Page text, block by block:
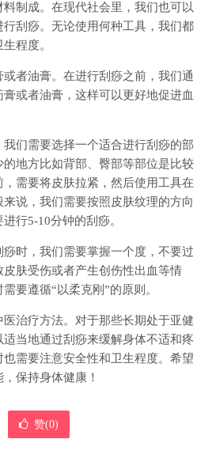
制成。在现代社会里，我们也可以
刮痧。无论使用何种工具，我们都
程度。
者油膏。在进行刮痧之前，我们通
或者油膏，这样可以更好地促进血
们需要选择一个适合进行刮痧的部
地方比如背部、臀部等部位是比较
需要将皮肤拉紧，然后使用工具在
说，我们需要按照皮肤纹理的方向
行5-10分钟的刮痧。
时，我们需要掌握一个度，不要过
肤受伤或者产生创伤性出血等情
要遵循“以柔克刚”的原则。
治疗方法。对于那些长期处于亚健
当地通过刮痧来缓解身体不适和疼
需要注意安全性和卫生程度。希望
保持身体健康！
赞(0)